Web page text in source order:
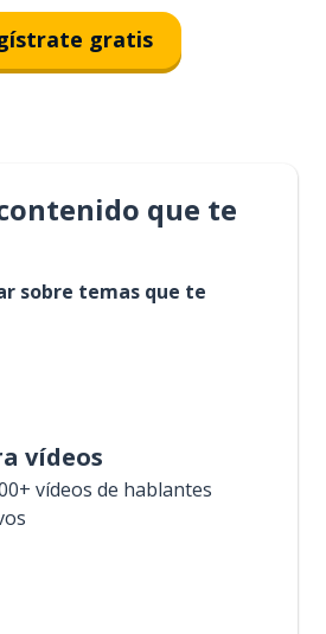
gratis
que te
sobre temas que te
vídeos
vídeos de hablantes